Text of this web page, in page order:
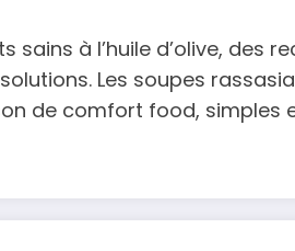
sains à l’huile d’olive,
Les soupes
de comfort food, simples